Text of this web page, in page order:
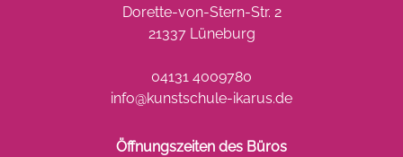
Dorette-von-Stern-Str. 2
21337 Lüneburg
04131 4009780
info@kunstschule-ikarus.de
Öffnungszeiten des Büros